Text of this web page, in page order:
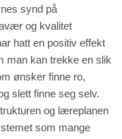
synd på
og kvalitet
hatt en positiv effekt
man kan trekke en slik
ønsker finne ro,
slett finne seg selv.
og læreplanen
som mange